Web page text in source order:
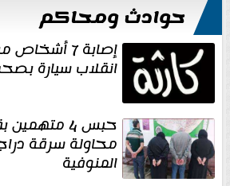
حوادث ومحاكم
إصابة 7
انقلاب سيارة
حبس 4
محاولة سرقة
المنوفية